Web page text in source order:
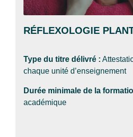
RÉFLEXOLOGIE
Type du titre délivré :
chaque unité d’enseignement
Durée minimale de la
académique